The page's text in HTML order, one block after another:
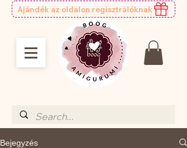
Ajándék az oldalon regisztrálóknak
Bejegyzés